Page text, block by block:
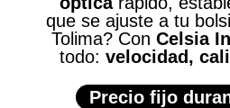
que se ajuste a tu
Tolima? Con Celsia
todo: velocidad,
Precio fijo